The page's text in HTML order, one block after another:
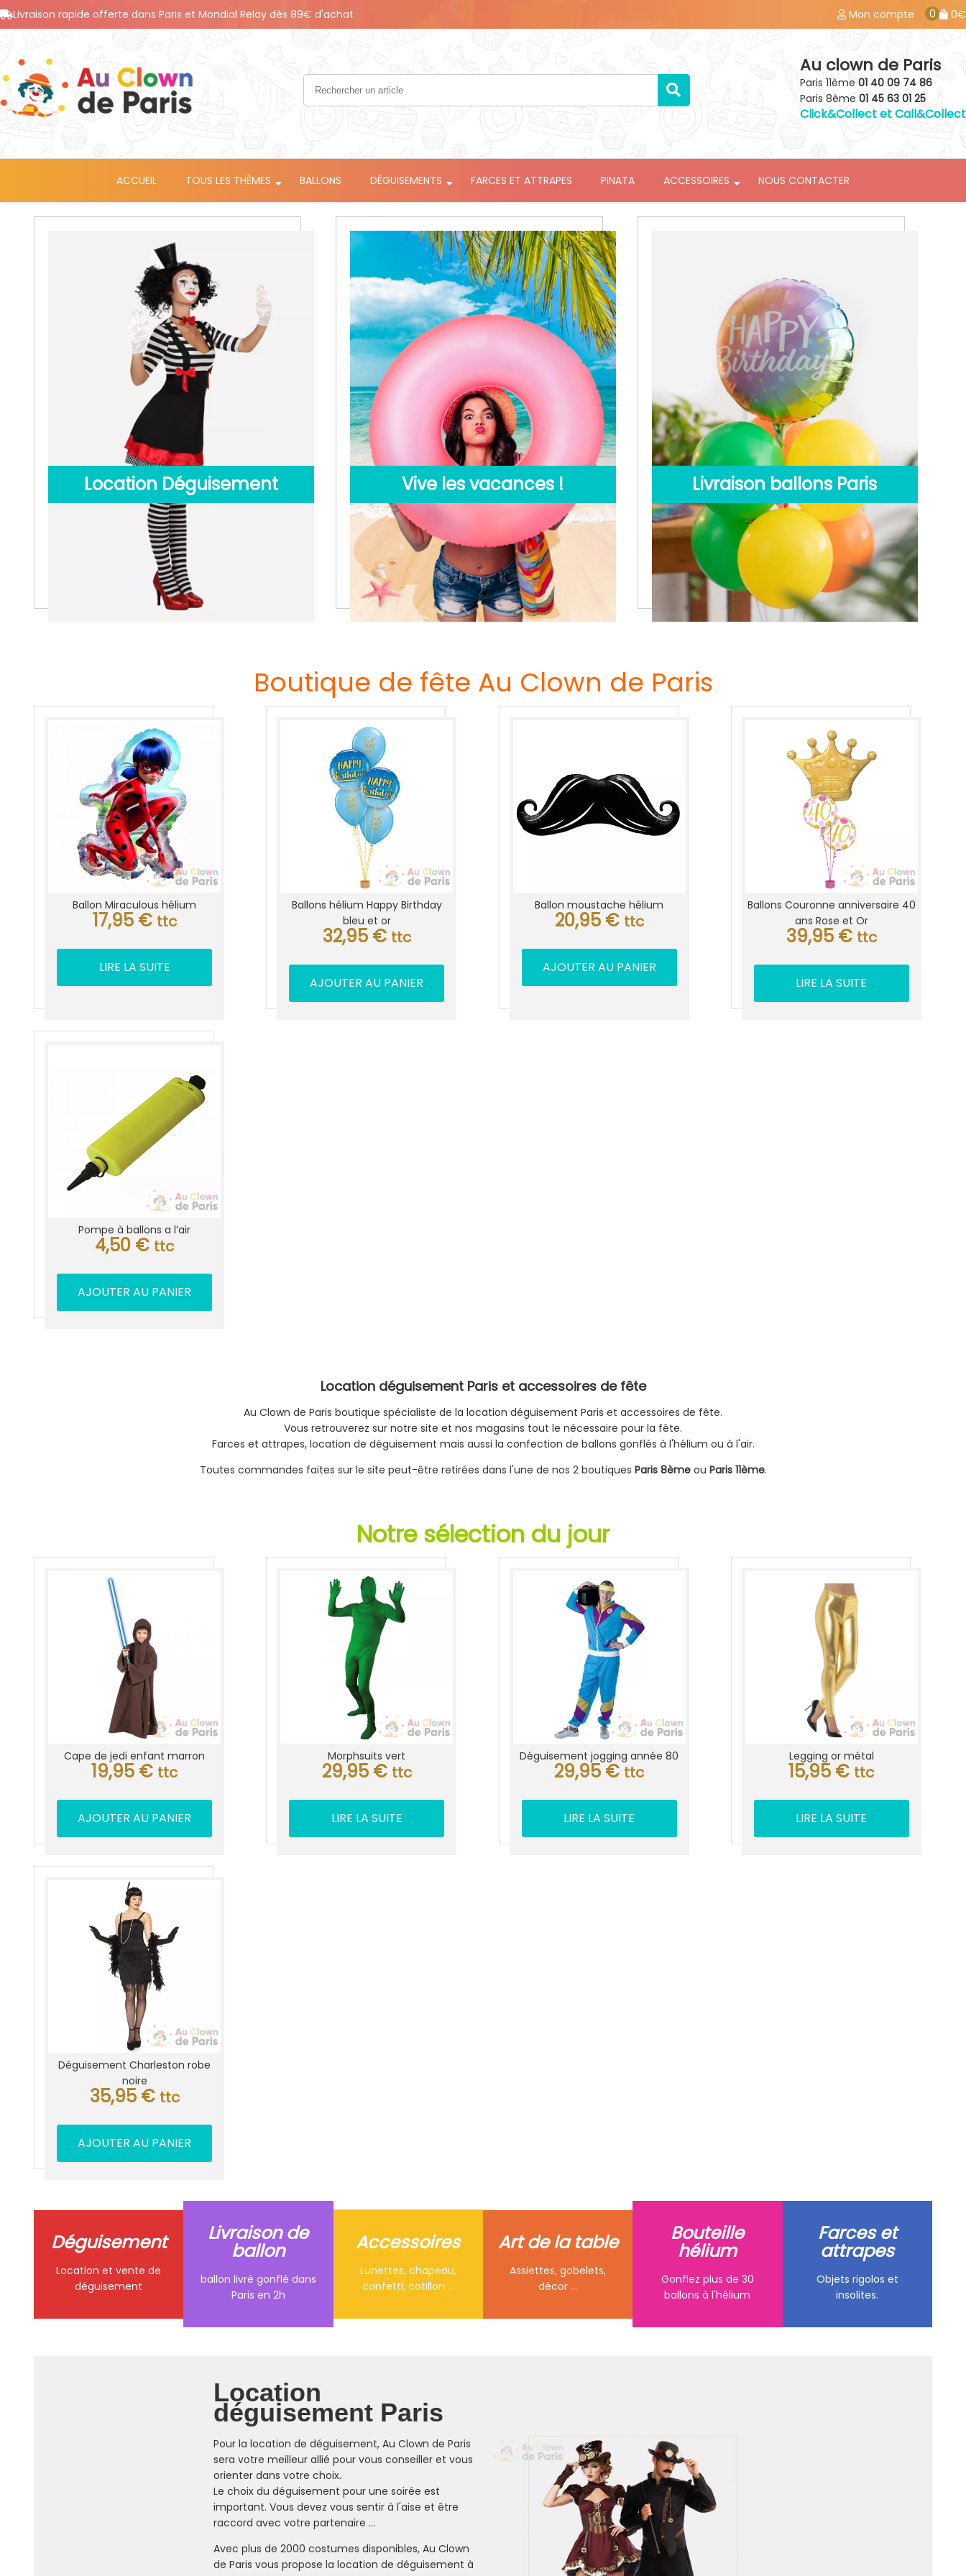
Livraison rapide offerte dans Paris et Mondial Relay dès 89€ d'achat. Mon compte 0 0€
Au clown de Paris
Paris 11ème 01 40 09 74 86
Paris 8ème 01 45 63 01 25
Click&Collect et Call&Collect
ACCUEIL TOUS LES THÈMES BALLONS DÉGUISEMENTS FARCES ET ATTRAPES PINATA ACCESSOIRES NOUS CONTACTER
Location Déguisement Vive les vacances ! Livraison ballons Paris
Boutique de fête Au Clown de Paris
Ballon Miraculous hélium
17,95 € ttc
LIRE LA SUITE
Ballons hélium Happy Birthday
bleu et or
32,95 € ttc
AJOUTER AU PANIER
Ballon moustache hélium
20,95 € ttc
AJOUTER AU PANIER
Ballons Couronne anniversaire 40
ans Rose et Or
39,95 € ttc
LIRE LA SUITE
Pompe à ballons a l’air
4,50 € ttc
AJOUTER AU PANIER
Location déguisement Paris et accessoires de fête
Au Clown de Paris boutique spécialiste de la location déguisement Paris et accessoires de fête.
Vous retrouverez sur notre site et nos magasins tout le nécessaire pour la fête.
Farces et attrapes, location de déguisement mais aussi la confection de ballons gonflés à l'hélium ou à l'air.
Toutes commandes faites sur le site peut-être retirées dans l'une de nos 2 boutiques Paris 8èmeou Paris 11ème.
Notre sélection du jour
Cape de jedi enfant marron
19,95 € ttc
AJOUTER AU PANIER
Morphsuits vert
29,95 € ttc
LIRE LA SUITE
Déguisement jogging année 80
29,95 € ttc
LIRE LA SUITE
Legging or métal
15,95 € ttc
LIRE LA SUITE
Déguisement Charleston robe
noire
35,95 € ttc
AJOUTER AU PANIER
Déguisement
Location et vente de
déguisement
Livraison de
ballon
ballon livré gonflé dans
Paris en 2h
Accessoires
Lunettes, chapeau,
confetti, cotillon ...
Art de la table
Assiettes, gobelets,
décor ...
Bouteille
hélium
Gonflez plus de 30
ballons à l'hélium
Farces et
attrapes
Objets rigolos et
insolites.
Location
déguisement Paris
Pour la location de déguisement, Au Clown de Paris
sera votre meilleur allié pour vous conseiller et vous
orienter dans votre choix.
Le choix du déguisement pour une soirée est
important. Vous devez vous sentir à l'aise et être
raccord avec votre partenaire ...
Avec plus de 2000 costumes disponibles, Au Clown
de Paris vous propose la location de déguisement à